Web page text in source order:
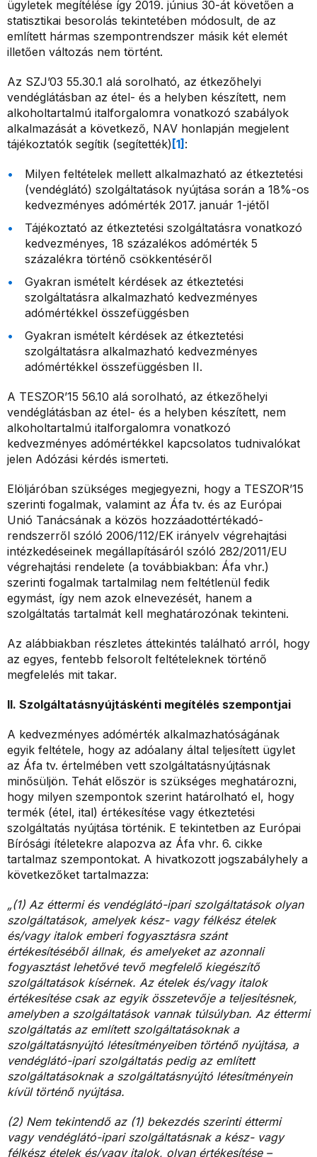
ügyletek megítélése így 2019. június 30-át követően a
statisztikai besorolás tekintetében módosult, de az
említett hármas szempontrendszer másik két elemét
illetően változás nem történt.
Az SZJ’03 55.30.1 alá sorolható, az étkezőhelyi
vendéglátásban az étel- és a helyben készített, nem
alkoholtartalmú italforgalomra vonatkozó szabályok
alkalmazását a következő, NAV honlapján megjelent
tájékoztatók segítik (segítették) [1] :
Milyen feltételek mellett alkalmazható az étkeztetési
(vendéglátó) szolgáltatások nyújtása során a 18%-os
kedvezményes adómérték 2017. január 1-jétől
Tájékoztató az étkeztetési szolgáltatásra vonatkozó
kedvezményes, 18 százalékos adómérték 5
százalékra történő csökkentéséről
Gyakran ismételt kérdések az étkeztetési
szolgáltatásra alkalmazható kedvezményes
adómértékkel összefüggésben
Gyakran ismételt kérdések az étkeztetési
szolgáltatásra alkalmazható kedvezményes
adómértékkel összefüggésben II.
A TESZOR’15 56.10 alá sorolható, az étkezőhelyi
vendéglátásban az étel- és a helyben készített, nem
alkoholtartalmú italforgalomra vonatkozó
kedvezményes adómértékkel kapcsolatos tudnivalókat
jelen Adózási kérdés ismerteti.
Elöljáróban szükséges megjegyezni, hogy a TESZOR’15
szerinti fogalmak, valamint az Áfa tv. és az Európai
Unió Tanácsának a közös hozzáadottértékadó-
rendszerről szóló 2006/112/EK irányelv végrehajtási
intézkedéseinek megállapításáról szóló 282/2011/EU
végrehajtási rendelete (a továbbiakban: Áfa vhr.)
szerinti fogalmak tartalmilag nem feltétlenül fedik
egymást, így nem azok elnevezését, hanem a
szolgáltatás tartalmát kell meghatározónak tekinteni.
Az alábbiakban részletes áttekintés található arról, hogy
az egyes, fentebb felsorolt feltételeknek történő
megfelelés mit takar.
II. Szolgáltatásnyújtáskénti megítélés szempontjai
A kedvezményes adómérték alkalmazhatóságának
egyik feltétele, hogy az adóalany által teljesített ügylet
az Áfa tv. értelmében vett szolgáltatásnyújtásnak
minősüljön. Tehát először is szükséges meghatározni,
hogy milyen szempontok szerint határolható el, hogy
termék (étel, ital) értékesítése vagy étkeztetési
szolgáltatás nyújtása történik. E tekintetben az Európai
Bírósági ítéletekre alapozva az Áfa vhr. 6. cikke
tartalmaz szempontokat. A hivatkozott jogszabályhely a
következőket tartalmazza:
„(1) Az éttermi és vendéglátó-ipari szolgáltatások olyan
szolgáltatások, amelyek kész- vagy félkész ételek
és/vagy italok emberi fogyasztásra szánt
értékesítéséből állnak, és amelyeket az azonnali
fogyasztást lehetővé tevő megfelelő kiegészítő
szolgáltatások kísérnek. Az ételek és/vagy italok
értékesítése csak az egyik összetevője a teljesítésnek,
amelyben a szolgáltatások vannak túlsúlyban. Az éttermi
szolgáltatás az említett szolgáltatásoknak a
szolgáltatásnyújtó létesítményeiben történő nyújtása, a
vendéglátó-ipari szolgáltatás pedig az említett
szolgáltatásoknak a szolgáltatásnyújtó létesítményein
kívül történő nyújtása.
(2) Nem tekintendő az (1) bekezdés szerinti éttermi
vagy vendéglátó-ipari szolgáltatásnak a kész- vagy
félkész ételek és/vagy italok, olyan értékesítése –